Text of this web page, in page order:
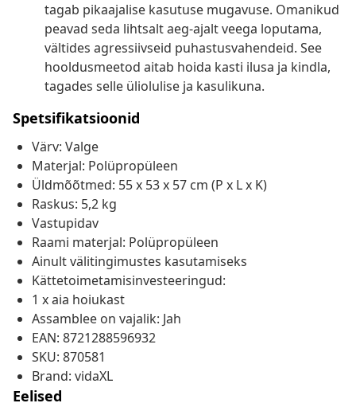
tagab pikaajalise kasutuse mugavuse. Omanikud
peavad seda lihtsalt aeg-ajalt veega loputama,
vältides agressiivseid puhastusvahendeid. See
hooldusmeetod aitab hoida kasti ilusa ja kindla,
tagades selle üliolulise ja kasulikuna.
Spetsifikatsioonid
Värv: Valge
Materjal: Polüpropüleen
Üldmõõtmed: 55 x 53 x 57 cm (P x L x K)
Raskus: 5,2 kg
Vastupidav
Raami materjal: Polüpropüleen
Ainult välitingimustes kasutamiseks
Kättetoimetamisinvesteeringud:
1 x aia hoiukast
Assamblee on vajalik: Jah
EAN: 8721288596932
SKU: 870581
Brand: vidaXL
Eelised